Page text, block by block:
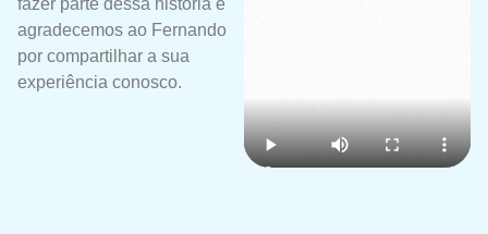
fazer parte dessa história e
agradecemos ao Fernando
por compartilhar a sua
experiência conosco.